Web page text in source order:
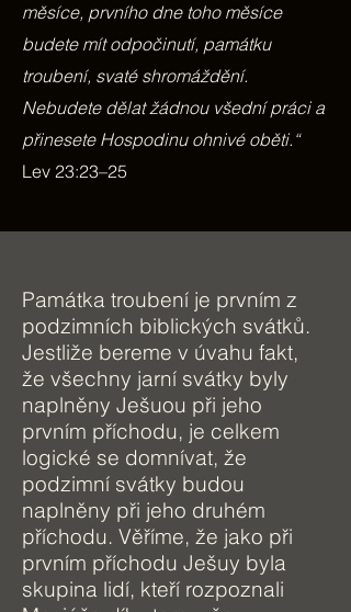
měsíce, prvního dne toho měsíce
budete mít odpočinutí, památku
troubení, svaté shromáždění.
Nebudete dělat žádnou všední práci a
přinesete Hospodinu ohnivé oběti.“
Lev 23:23–25
Památka troubení je prvním z
podzimních biblických svátků.
Jestliže bereme v úvahu fakt,
že všechny jarní svátky byly
naplněny Ješuou při jeho
prvním příchodu, je celkem
logické se domnívat, že
podzimní svátky budou
naplněny při jeho druhém
příchodu. Věříme, že jako při
prvním příchodu Ješuy byla
skupina lidí, kteří rozpoznali